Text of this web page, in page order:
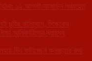
বৈঠক: ১২ আগস্ট আসছেন পঞ্চায়েত
চুরির অভিযোগ, শিক্ষকের
আধিকারিকের দ্বারস্থ
দিন কাটাচ্ছেন কলাছড়ার রুমা